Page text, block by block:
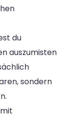
du
auszumisten
sondern